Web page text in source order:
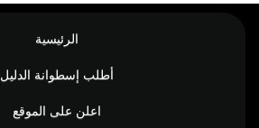
الرئيسية
أطلب إسطوانة الدليل
اعلن على الموقع